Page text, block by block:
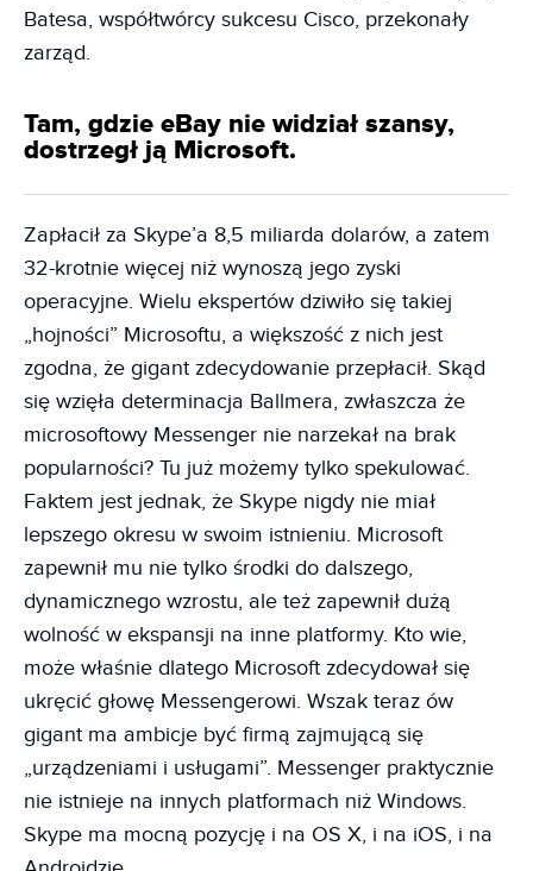
Batesa, współtwórcy sukcesu Cisco, przekonały
zarząd.
Tam, gdzie eBay nie widział szansy,
dostrzegł ją Microsoft.
Zapłacił za Skype’a 8,5 miliarda dolarów, a zatem
32-krotnie więcej niż wynoszą jego zyski
operacyjne. Wielu ekspertów dziwiło się takiej
„hojności” Microsoftu, a większość z nich jest
zgodna, że gigant zdecydowanie przepłacił. Skąd
się wzięła determinacja Ballmera, zwłaszcza że
microsoftowy Messenger nie narzekał na brak
popularności? Tu już możemy tylko spekulować.
Faktem jest jednak, że Skype nigdy nie miał
lepszego okresu w swoim istnieniu. Microsoft
zapewnił mu nie tylko środki do dalszego,
dynamicznego wzrostu, ale też zapewnił dużą
wolność w ekspansji na inne platformy. Kto wie,
może właśnie dlatego Microsoft zdecydował się
ukręcić głowę Messengerowi. Wszak teraz ów
gigant ma ambicje być firmą zajmującą się
„urządzeniami i usługami”. Messenger praktycznie
nie istnieje na innych platformach niż Windows.
Skype ma mocną pozycję i na OS X, i na iOS, i na